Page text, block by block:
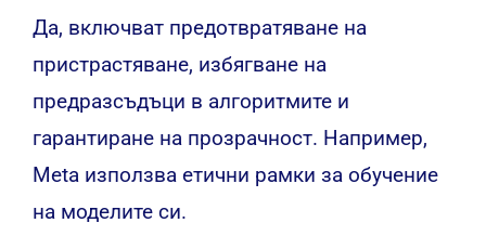
Да, включват предотвратяване на
пристрастяване, избягване на
предразсъдъци в алгоритмите и
гарантиране на прозрачност. Например,
Meta използва етични рамки за обучение
на моделите си.